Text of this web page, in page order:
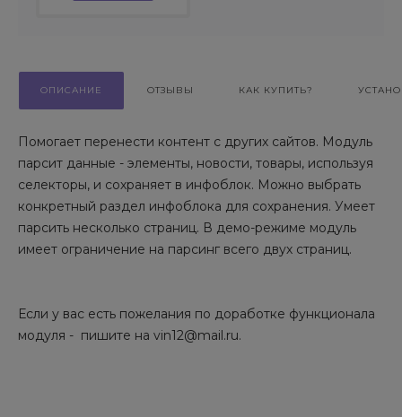
ОПИСАНИЕ ОТЗЫВЫ КАК КУПИТЬ?
Помогает перенести контент с других сайтов. Модуль
парсит данные - элементы, новости, товары, используя
селекторы, и сохраняет в инфоблок. Можно выбрать
конкретный раздел инфоблока для сохранения. Умеет
парсить несколько страниц. В демо-режиме модуль
имеет ограничение на парсинг всего двух страниц.
Если у вас есть пожелания по доработке функционала
модуля - пишите на vin12@mail.ru.